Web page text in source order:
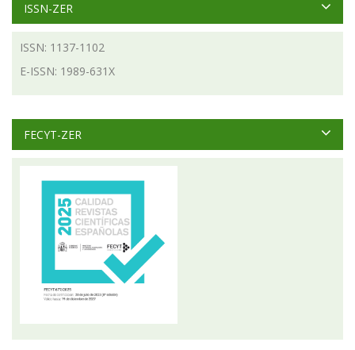
ISSN-ZER
ISSN: 1137-1102
E-ISSN: 1989-631X
FECYT-ZER